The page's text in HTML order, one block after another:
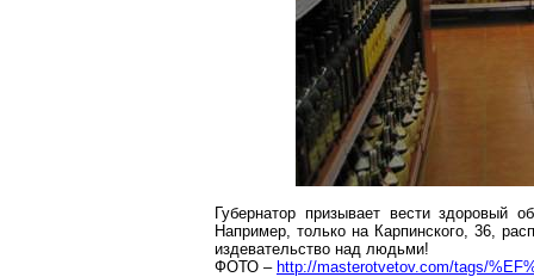
Губернатор призывает вести здоровый
Например, только на Карпинского, 36,
издевательство над людьми!
ФОТО – http://masterotvetov.com/tags/